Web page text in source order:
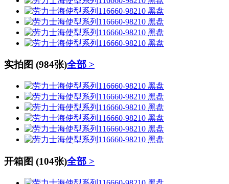
实拍图 (984张)全部 >
开箱图 (104张)全部 >